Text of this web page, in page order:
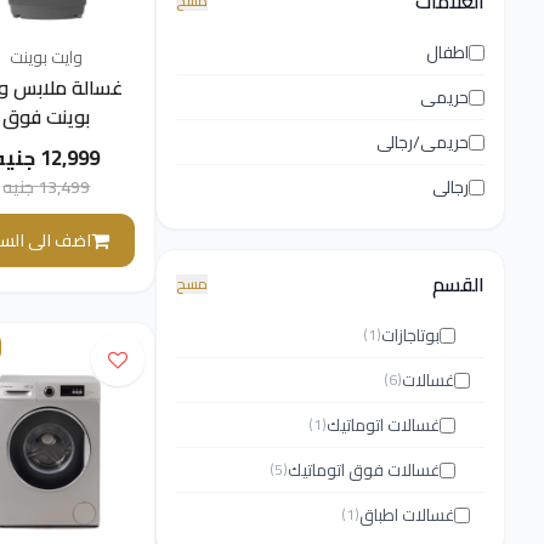
اطفال
حريمى
حريمى/رجالى
رجالى
القسم مسح
بوتاجازات(1)
غسالات(6)
غسالات اتوماتيك(1)
غسالات فوق اتوماتيك(5)
غسالات اطباق(1)
وايت بوينت
غسالة ملابس
بوينت فوق
اوتوماتيك،
علوي، 11
رمادي -
12,999 جنيه
13,499 جنيه
اضف الى